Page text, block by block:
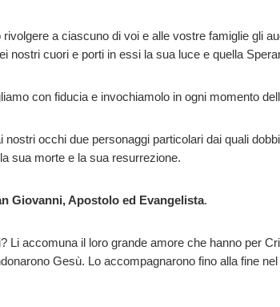
a ciascuno di voi e alle vostre famiglie gli
nostri cuori e porti in essi la sua luce e quella
con fiducia e invochiamolo in ogni momento
nostri occhi due personaggi particolari dai quali
sua morte e la sua resurrezione.
Giovanni, Apostolo ed Evangelista.
Li accomuna il loro grande amore che hanno per
Gesù. Lo accompagnarono fino alla fine